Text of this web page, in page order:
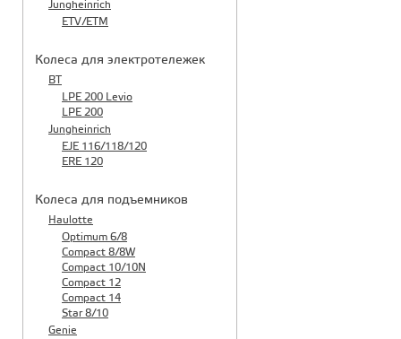
Jungheinrich
ETV/ETM
Колеса для электротележек
BT
LPE 200 Levio
LPE 200
Jungheinrich
EJE 116/118/120
ERE 120
Колеса для подъемников
Haulotte
Optimum 6/8
Compact 8/8W
Compact 10/10N
Compact 12
Compact 14
Star 8/10
Genie